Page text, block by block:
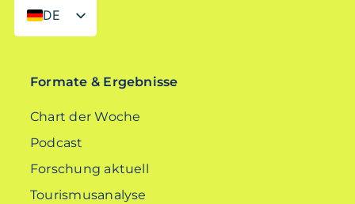
DE
EN
Formate & Ergebnisse
Chart der Woche
Podcast
Forschung aktuell
Tourismusanalyse